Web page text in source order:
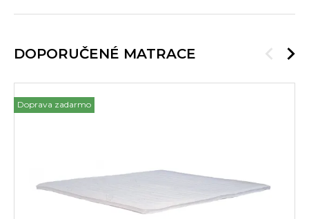
DOPORUČENÉ MATRACE
Doprava zadarmo